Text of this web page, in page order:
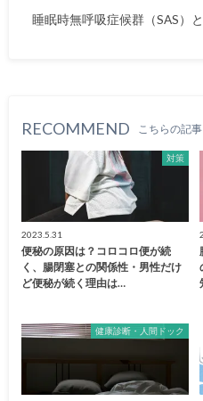
睡眠時無呼吸症候群（SAS）
RECOMMEND こちらの記事
対策
2023.5.31
便秘の原因は？コロコロ便が続
く、腸閉塞との関係性・男性だけ
ど便秘が続く理由は…
健康診断・人間ドック